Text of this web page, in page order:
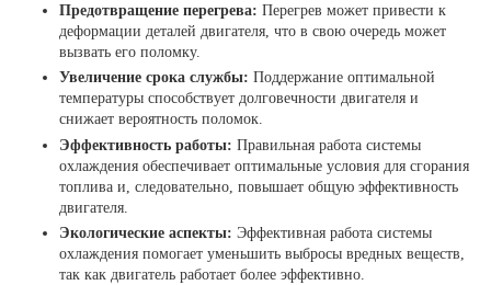
Предотвращение перегрева: Перегрев может привести к
деформации деталей двигателя, что в свою очередь может
вызвать его поломку.
Увеличение срока службы: Поддержание оптимальной
температуры способствует долговечности двигателя и
снижает вероятность поломок.
Эффективность работы: Правильная работа системы
охлаждения обеспечивает оптимальные условия для сгорания
топлива и, следовательно, повышает общую эффективность
двигателя.
Экологические аспекты: Эффективная работа системы
охлаждения помогает уменьшить выбросы вредных веществ,
так как двигатель работает более эффективно.